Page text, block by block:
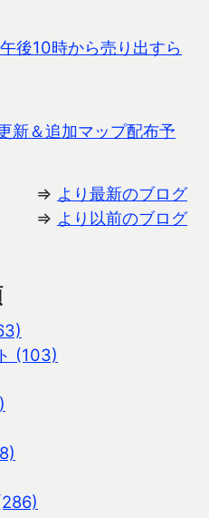
後10時から売り出すら
新＆追加マップ配布予
⇒ より最新のブログ
⇒ より以前のブログ
(103)